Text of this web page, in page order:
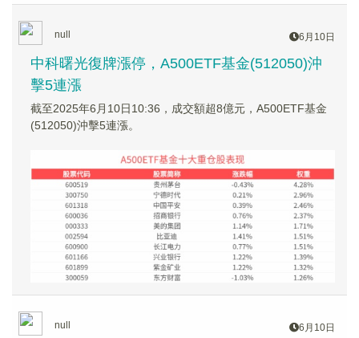
null 6月10日
中科曙光復牌漲停，A500ETF基金(512050)沖
擊5連漲
截至2025年6月10日10:36，成交額超8億元，A500ETF基金
(512050)沖擊5連漲。
null 6月10日